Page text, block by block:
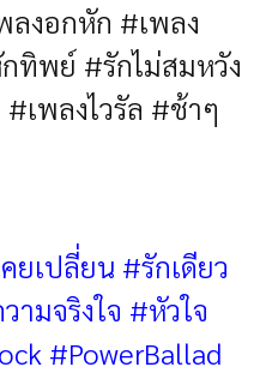
ลงอกหัก #เพลง
ทิพย์ #รักไม่สมหวัง
เพลงไวรัล #ช้าๆ
ยเปลี่ยน #รักเดียว
มจริงใจ #หัวใจ
#PowerBallad